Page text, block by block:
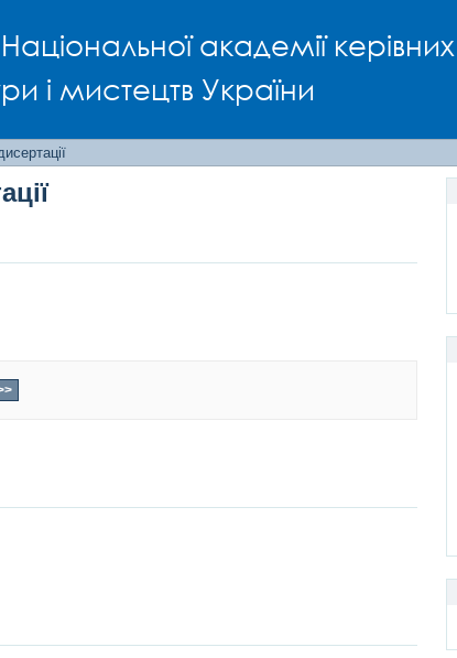
академії керівних
і мистецтв України